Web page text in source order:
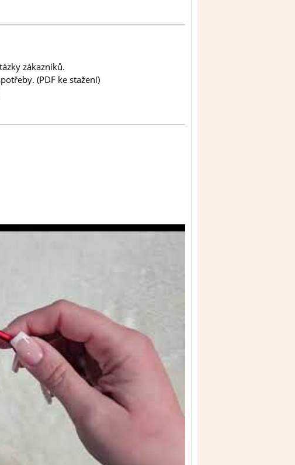
zákazníků.
(PDF ke stažení)